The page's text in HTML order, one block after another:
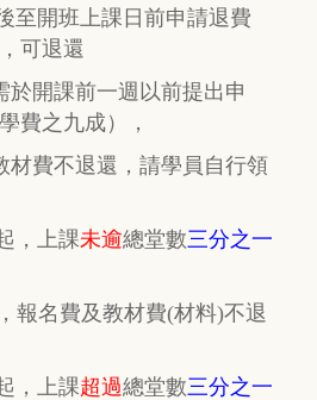
至開班上課日前申請退費
， 可退還
於開課前一週以前提出申
費之九成），
材費不退還， 請學員自行領
，上課未逾總堂數三分之一
， 報名費及教材費(材料)不退
，上課超過總堂數三分之一